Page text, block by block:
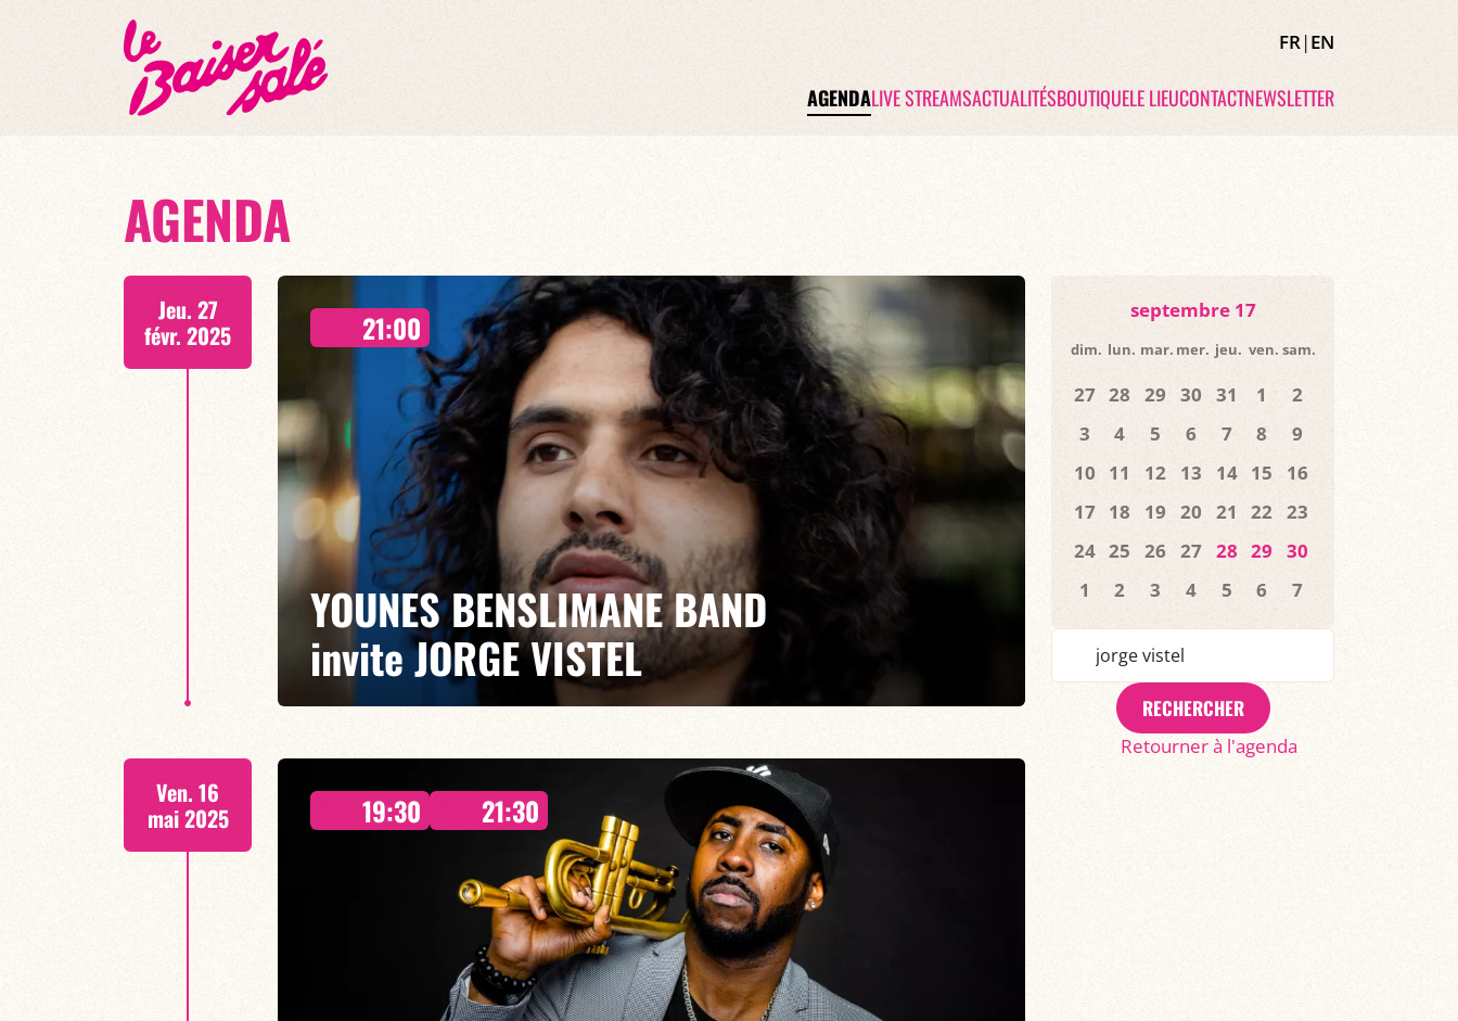
FR|EN
AGENDALIVE STREAMSACTUALITÉSBOUTIQUELE LIEUCONTACTNEWSLETTER
AGENDA
septembre 17
dim. lun. mar. mer. jeu. ven. sam.
27 28 29 30 31 1
2
3
4 5 6 7 8
9
10
11 12 13 14 15
16
17
18 19 20 21 22 23
24 25 26 27 28 29
30
1
2 3 4 5 6 7
RECHERCHER
Retourner à l'agenda
Jeu. 27
févr. 2025
21:00
YOUNES BENSLIMANE BAND
invite JORGE VISTEL
Entre New-York, Cuba, Paris et La Haye, Younes et Jorge vous emportent dans une
balade cadencée avec toutes les influences qui les habitent
Ven. 16
mai 2025
19:30 21:30